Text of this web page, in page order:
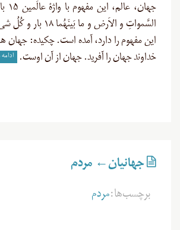
این مفهوم را دارد، آمده است. چکیده: جهان
خداوند جهان را آفرید. جهان از آن اوست.
جهانیان← مردم
برچسب‌ها:مردم